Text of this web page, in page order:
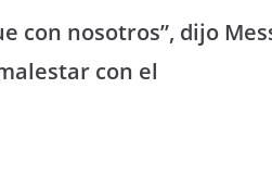
con nosotros”, dijo
con el